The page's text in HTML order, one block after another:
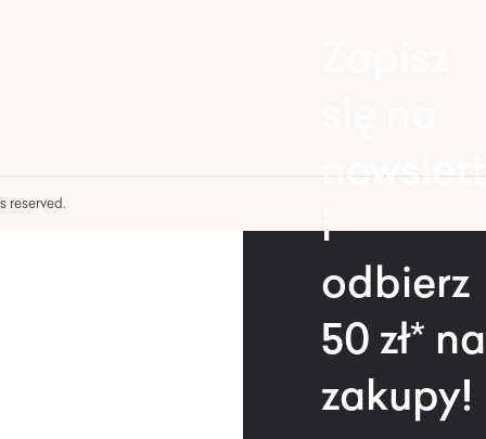
reserved.
i
odbierz
50 zł* na
zakupy!